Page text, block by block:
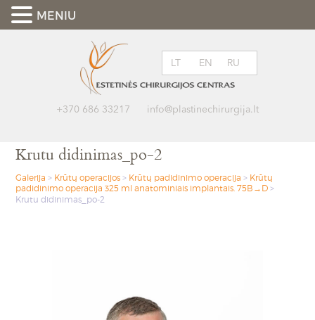
+370 686 33217 info@plastinechirurgija.lt
LT EN RU
Krutu didinimas_po-2
Galerija > Krūtų operacijos > Krūtų padidinimo operacija > Krūtų
padidinimo operacija 325 ml anatominiais implantais. 75B→D >
Krutu didinimas_po-2
MENIU